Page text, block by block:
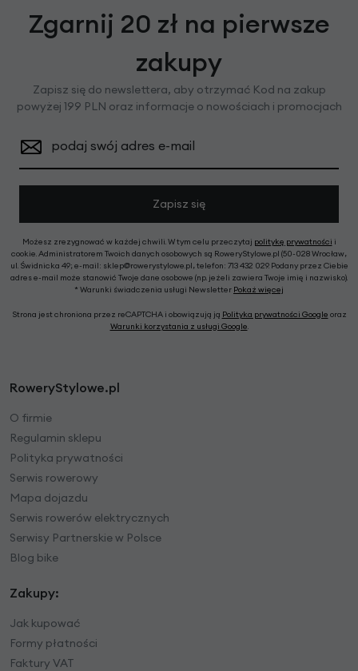
Zgarnij 20 zł na pierwsze
zakupy
Zapisz się do newslettera, aby otrzymać Kod na zakup
powyżej 199 PLN oraz informacje o nowościach i promocjach
podaj swój adres e-mail
Zapisz się
Możesz zrezygnować w każdej chwili. W tym celu przeczytaj politykę prywatności i
cookie. Administratorem Twoich danych osobowych są RoweryStylowe.pl (50-028 Wrocław,
ul. Świdnicka 49; e-mail: sklep@rowerystylowe.pl, telefon: 713 432 029. Podany przez Ciebie
adres e-mail może stanowić Twoje dane osobowe (np. jeżeli zawiera Twoje imię i nazwisko).
* Warunki świadczenia usługi Newsletter Pokaż więcej
Strona jest chroniona przez reCAPTCHA i obowiązują ją Polityka prywatności Google oraz
Warunki korzystania z usługi Google.
RoweryStylowe.pl
O firmie
Regulamin sklepu
Polityka prywatności
Serwis rowerowy
Mapa dojazdu
Serwis rowerów elektrycznych
Serwisy Partnerskie w Polsce
Blog bike
Zakupy:
Jak kupować
Formy płatności
Faktury VAT